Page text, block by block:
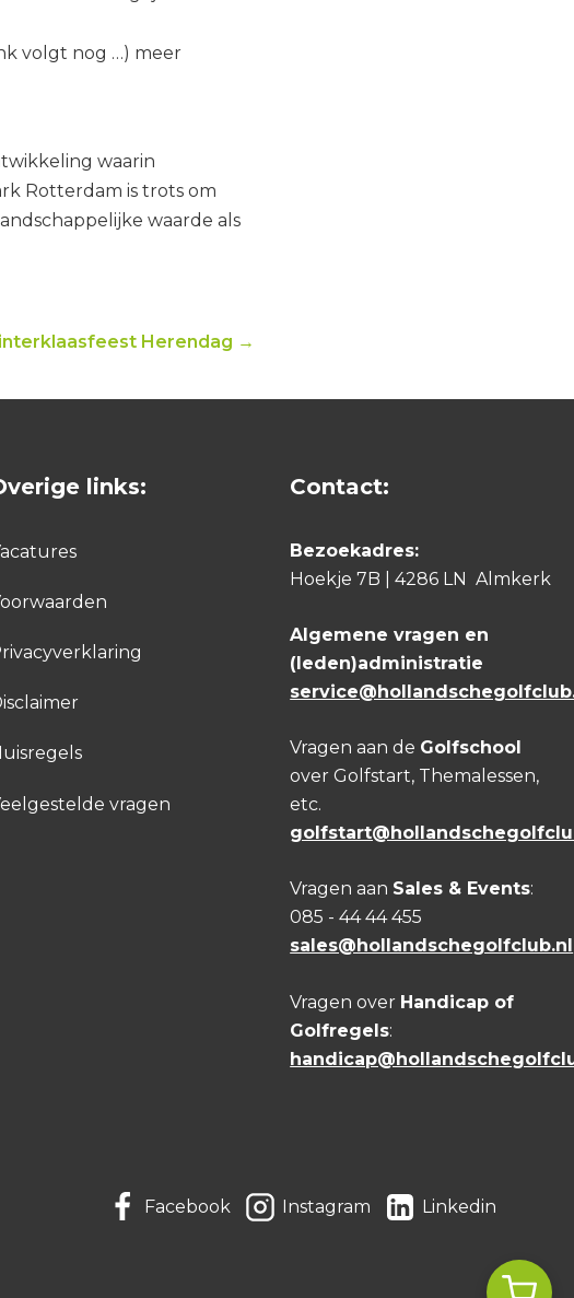
volgt nog …) meer
waarin
Rotterdam is trots om
waarde als
Herendag →
links:
vragen
Contact:
Bezoekadres:
Hoekje 7B | 4286 LN Almkerk
Algemene vragen en
(leden)administratie
Vragen aan de Golfschool
over Golfstart, Themalessen,
etc.
Vragen aan Sales & Events:
085 - 44 44 455
sales@hollandschegolfclub.nl
Vragen over Handicap of
Golfregels:
Facebook Instagram Linkedin